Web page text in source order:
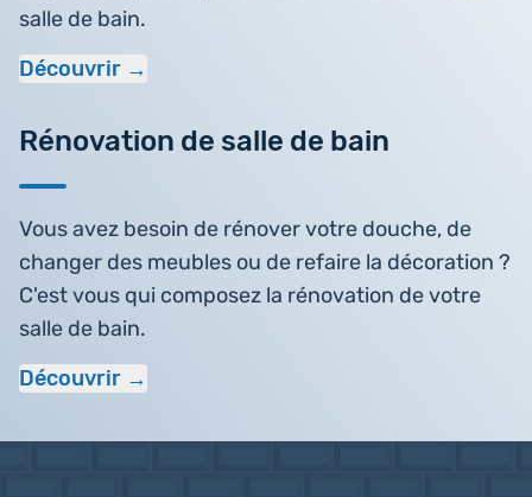
Rénovation de salle de bain
Vous avez besoin de rénover votre douche, de
changer des meubles ou de refaire la décoration ?
C'est vous qui composez la rénovation de votre
salle de bain.
Découvrir
salle de bain.
Découvrir